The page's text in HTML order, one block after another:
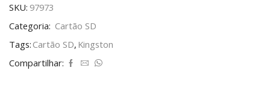
SKU: 97973
Categoria: Cartão SD
Tags: Cartão SD, Kingston
Compartilhar: